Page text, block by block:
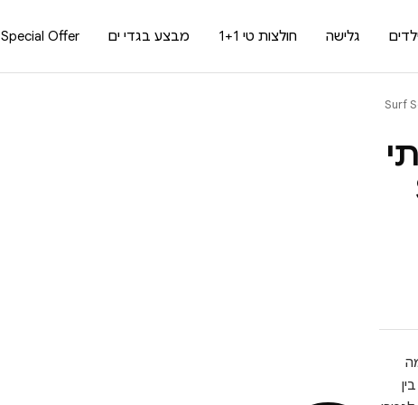
גלישה חולצות טי 1+1 מבצע בגדי ים Special Offer